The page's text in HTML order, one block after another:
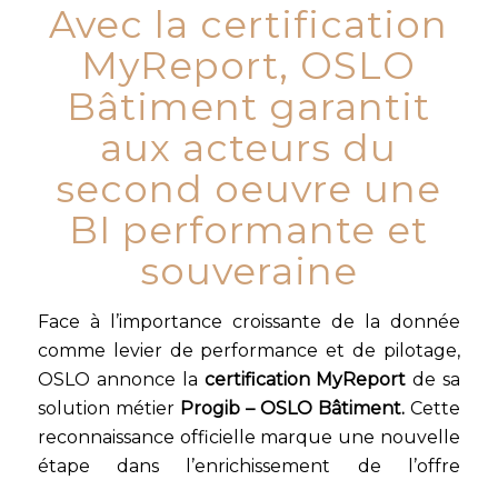
Avec la certification
MyReport, OSLO
Bâtiment garantit
aux acteurs du
second oeuvre une
BI performante et
souveraine
Face à l’importance croissante de la donnée
comme levier de performance et de pilotage,
OSLO annonce la certification MyReport de sa
solution métier Progib – OSLO Bâtiment. Cette
reconnaissance officielle marque une nouvelle
étape dans l’enrichissement de l’offre